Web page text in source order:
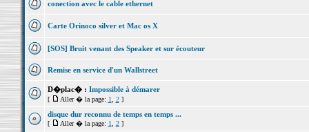
conection avec le cable ethernet
Carte Orinoco silver et Mac os X
[SOS] Bruit venant des Speaker et sur écouteur
Remise en service d'un Wallstreet
D�plac� : Impossible à démarer
[ Aller � la page: 1 2]
disque dur reconnu de temps en temps ...
[ Aller � la page: 1 2]